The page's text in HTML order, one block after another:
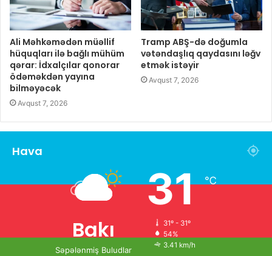
Ali Məhkəmədən müəllif
hüquqları ilə bağlı mühüm
qərar: İdxalçılar qonorar
ödəməkdən yayına
bilməyəcək
Avqust 7, 2026
Tramp ABŞ-də doğumla
vətəndaşlıq qaydasını ləğv
etmək istəyir
Avqust 7, 2026
Hava
Bakı
Səpələnmiş Buludlar
31℃
31º - 31º
54%
3.41 km/h